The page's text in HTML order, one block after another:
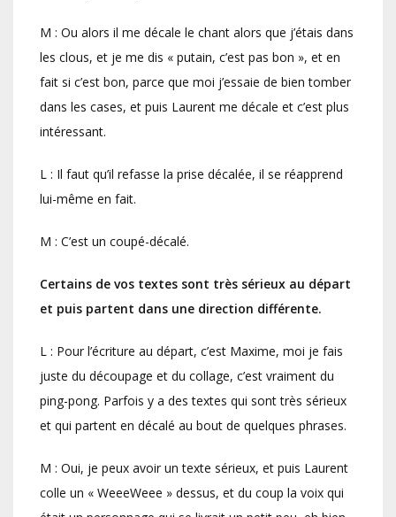
M : Ou alors il me décale le chant alors que j’étais dans
les clous, et je me dis « putain, c’est pas bon », et en
fait si c’est bon, parce que moi j’essaie de bien tomber
dans les cases, et puis Laurent me décale et c’est plus
intéressant.
L : Il faut qu’il refasse la prise décalée, il se réapprend
lui-même en fait.
M : C’est un coupé-décalé.
Certains de vos textes sont très sérieux au départ
et puis partent dans une direction différente.
L : Pour l’écriture au départ, c’est Maxime, moi je fais
juste du découpage et du collage, c’est vraiment du
ping-pong. Parfois y a des textes qui sont très sérieux
et qui partent en décalé au bout de quelques phrases.
M : Oui, je peux avoir un texte sérieux, et puis Laurent
colle un « WeeeWeee » dessus, et du coup la voix qui